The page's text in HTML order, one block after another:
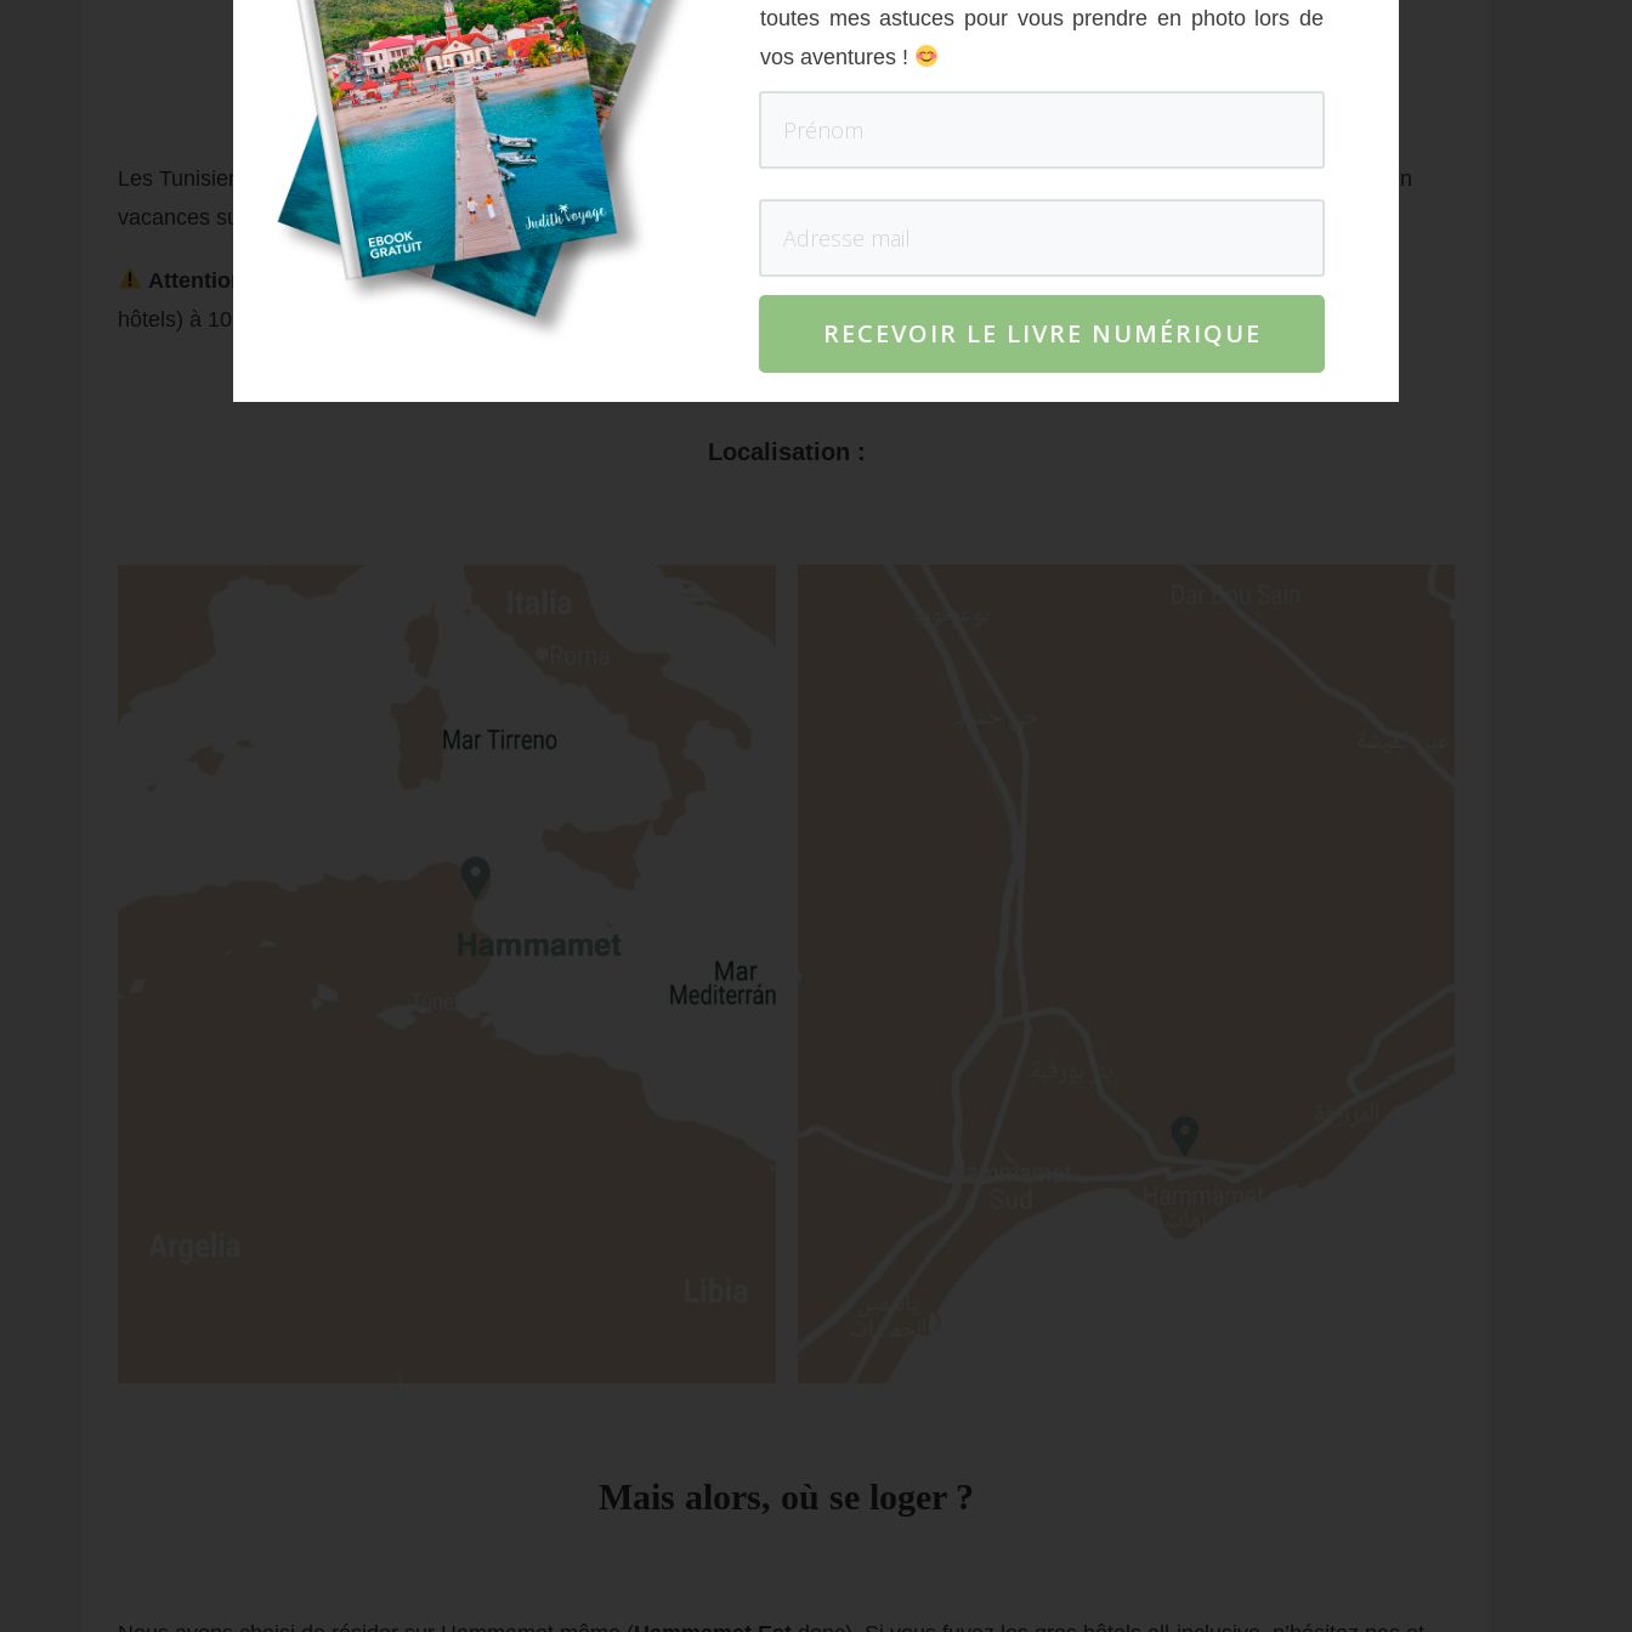
La réponse est oui !
Les Tunisiens de mon entourage étaient tous unanimes sur la destination idéale : visiter
. C’est là où les locaux partent en
vacances sur la côte. Et c’est vraiment ce que l’on a ressenti.
Attention !
Il existe Hammamet-Est (la vielle ville historique) et Yasmine Hammamet (Ville nouvelle où se trouve tous les grands
hôtels) à 10km plus au Sud.
Localisation :
Mais alors, où se loger ?
toutes mes astuces pour vous prendre en photo lors de
vos aventures !
RECEVOIR LE LIVRE NUMÉRIQUE